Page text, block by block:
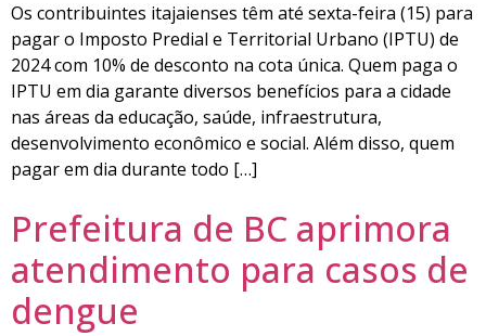
Os contribuintes itajaienses têm até sexta-feira (15) para
pagar o Imposto Predial e Territorial Urbano (IPTU) de
2024 com 10% de desconto na cota única. Quem paga o
IPTU em dia garante diversos benefícios para a cidade
nas áreas da educação, saúde, infraestrutura,
desenvolvimento econômico e social. Além disso, quem
pagar em dia durante todo […]
Prefeitura de BC aprimora
atendimento para casos de
dengue